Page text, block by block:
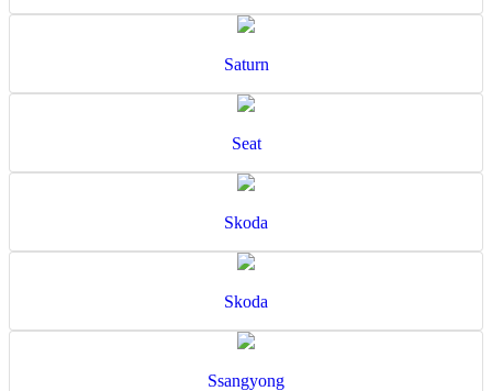
Saturn
Seat
Skoda
Skoda
Ssangyong